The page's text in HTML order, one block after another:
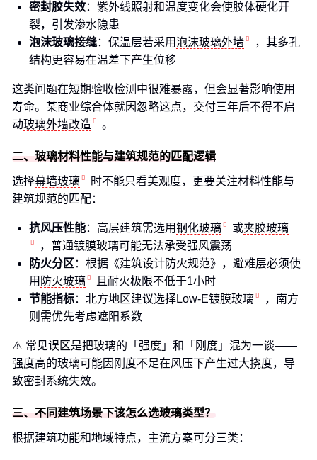
密封胶失效：紫外线照射和温度变化会使胶体硬化开
裂，引发渗水隐患
泡沫玻璃接缝：保温层若采用泡沫玻璃外墙
，其多孔
结构更容易在温差下产生位移
这类问题在短期验收检测中很难暴露，但会显著影响使用
寿命。某商业综合体就因忽略这点，交付三年后不得不启
动玻璃外墙改造 。
二、玻璃材料性能与建筑规范的匹配逻辑
选择幕墙玻璃
时不能只看美观度，更要关注材料性能与
建筑规范的匹配：
抗风压性能：高层建筑需选用钢化玻璃 或夹胶玻璃
，普通镀膜玻璃可能无法承受强风震荡
防火分区 ：根据《建筑设计防火规范》，避难层必须使
用 防火玻璃
且耐火极限不低于1小时
节能指标：北方地区建议选择Low-E镀膜玻璃
，南方
则需优先考虑遮阳系数
⚠️ 常见误区是把玻璃的「强度」和「刚度」混为一谈——
强度高的玻璃可能因刚度不足在风压下产生过大挠度，导
致密封系统失效。
三、不同建筑场景下该怎么选玻璃类型？
根据建筑功能和地域特点，主流方案可分三类：